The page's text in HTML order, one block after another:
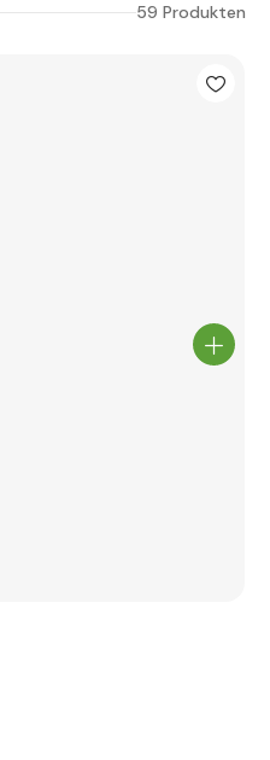
59 Produkten